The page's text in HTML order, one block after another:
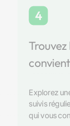
4
Explorez
suivis
qui vous